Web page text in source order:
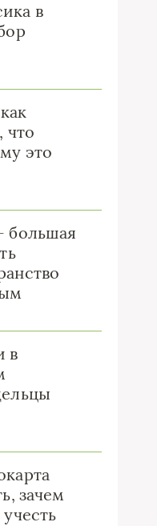
в
что
это
большая
в
зачем